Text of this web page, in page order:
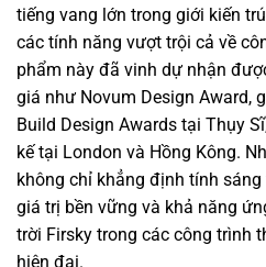
tiếng vang lớn trong giới kiến
các tính năng vượt trội cả về
phẩm này đã vinh dự nhận
giá như Novum Design Award,
Build Design Awards tại Thụy
kế tại London và Hồng Kông.
không chỉ khẳng định tính
giá trị bền vững và khả năng
trời Firsky trong các công trình
hiện đại.